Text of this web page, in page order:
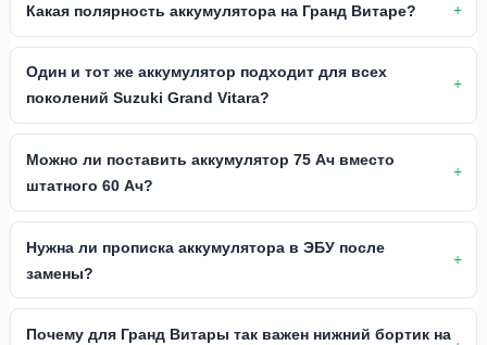
Какая полярность аккумулятора на Гранд Витаре?
Один и тот же аккумулятор подходит для всех
поколений Suzuki Grand Vitara?
Можно ли поставить аккумулятор 75 Ач вместо
штатного 60 Ач?
Нужна ли прописка аккумулятора в ЭБУ после
замены?
Почему для Гранд Витары так важен нижний бортик на